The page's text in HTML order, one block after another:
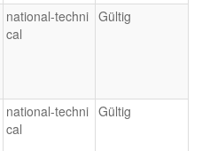
national-techni
cal
Gültig
national-techni
cal
Gültig